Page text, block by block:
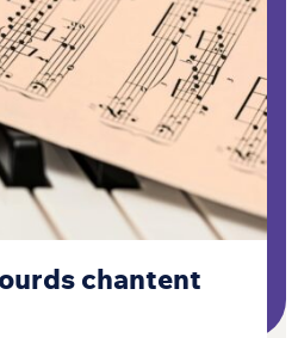
chantent